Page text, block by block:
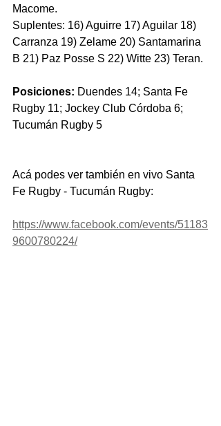
Macome.
Suplentes: 16) Aguirre 17) Aguilar 18)
Carranza 19) Zelame 20) Santamarina
B 21) Paz Posse S 22) Witte 23) Teran.
Posiciones: Duendes 14; Santa Fe
Rugby 11; Jockey Club Córdoba 6;
Tucumán Rugby 5
Acá podes ver también en vivo Santa
Fe Rugby - Tucumán Rugby:
https://www.facebook.com/events/51183
9600780224/